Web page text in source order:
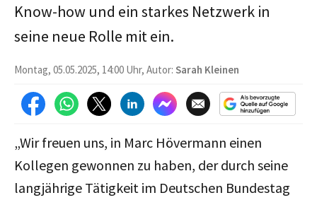
Know-how und ein starkes Netzwerk in
seine neue Rolle mit ein.
Montag, 05.05.2025, 14:00 Uhr, Autor: Sarah Kleinen
„Wir freuen uns, in Marc Hövermann einen
Kollegen gewonnen zu haben, der durch seine
langjährige Tätigkeit im Deutschen Bundestag